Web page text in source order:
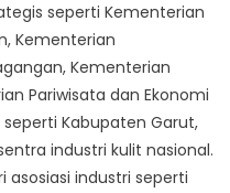
seperti Kementerian
Kementerian
Kementerian
Pariwisata dan Ekonomi
Kabupaten Garut,
industri kulit nasional.
asosiasi industri seperti